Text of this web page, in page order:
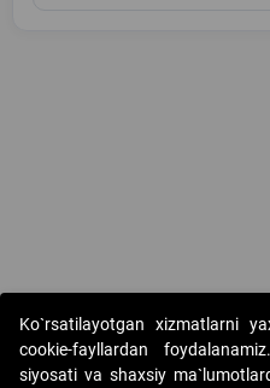
Copyright © 2017-2026.
AJ. Barcha huquqlar himoyalangan
Ko`rsatilayotgan xizmatlarni
cookie-fayllardan
siyosati va shaxsiy